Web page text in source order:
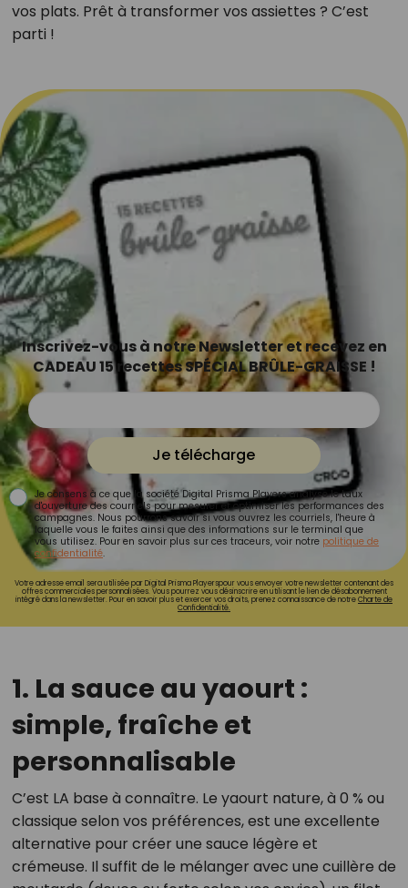
vos plats. Prêt à transformer vos assiettes ? C’est
parti !
Inscrivez-vous à notre Newsletter et recevez en
CADEAU 15 recettes SPÉCIAL BRÛLE-GRAISSE !
Je télécharge
Je consens à ce que la société Digital Prisma Players analyse le taux
d'ouverture des courriels pour mesurer et optimiser les performances des
campagnes. Nous pourrons savoir si vous ouvrez les courriels, l'heure à
laquelle vous le faites ainsi que des informations sur le terminal que
vous utilisez. Pour en savoir plus sur ces traceurs, voir notre politique de
confidentialité.
Votre adresse email sera utilisée par Digital Prisma Playerspour vous envoyer votre newsletter contenant des
offres commerciales personnalisées. Vous pourrez vous désinscrire en utilisant le lien de désabonnement
intégré dans la newsletter. Pour en savoir plus et exercer vos droits, prenez connaissance de notreCharte de
Confidentialité.
1. La sauce au yaourt :
simple, fraîche et
personnalisable
C’est LA base à connaître. Le yaourt nature, à 0 % ou
classique selon vos préférences, est une excellente
alternative pour créer une sauce légère et
crémeuse. Il suffit de le mélanger avec une cuillère de